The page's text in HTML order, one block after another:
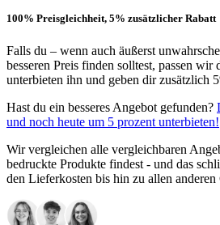
100% Preisgleichheit, 5% zusätzlicher Rabatt
Falls du – wenn auch äußerst
besseren Preis finden solltest, passen
unterbieten ihn und geben dir zusätzlich
Hast du ein besseres Angebot gefunden?
und noch heute um 5 prozent unterbieten!
Wir vergleichen alle vergleichbaren
bedruckte Produkte findest - und das
den Lieferkosten bis hin zu allen anderen